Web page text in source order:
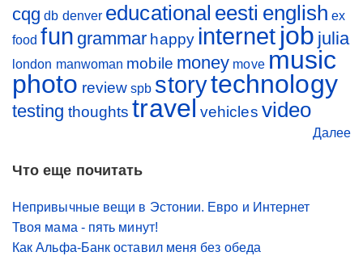
cqg db denver educational eesti english ex
food fun grammar happy internet job julia
london manwoman mobile money move music
photo review spb storytechnology
testing thoughts travel vehicles video
Далее
Что еще почитать
Непривычные вещи в Эстонии. Евро и Интернет
Твоя мама - пять минут!
Как Альфа-Банк оставил меня без обеда